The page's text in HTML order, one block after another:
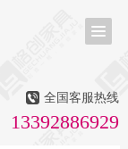
全国客服热线
13392886929